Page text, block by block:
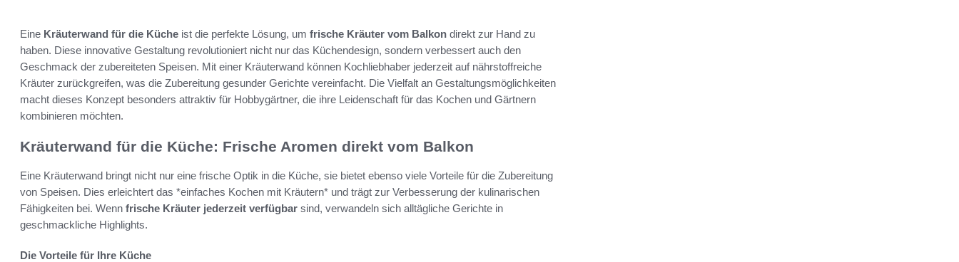
Eine Kräuterwand für die Küche ist die perfekte Lösung, um frische Kräuter vom Balkon direkt zur Hand zu
haben. Diese innovative Gestaltung revolutioniert nicht nur das Küchendesign, sondern verbessert auch den
Geschmack der zubereiteten Speisen. Mit einer Kräuterwand können Kochliebhaber jederzeit auf nährstoffreiche
Kräuter zurückgreifen, was die Zubereitung gesunder Gerichte vereinfacht. Die Vielfalt an Gestaltungsmöglichkeiten
macht dieses Konzept besonders attraktiv für Hobbygärtner, die ihre Leidenschaft für das Kochen und Gärtnern
kombinieren möchten.
Kräuterwand für die Küche: Frische Aromen direkt vom Balkon
Eine Kräuterwand bringt nicht nur eine frische Optik in die Küche, sie bietet ebenso viele Vorteile für die Zubereitung
von Speisen. Dies erleichtert das *einfaches Kochen mit Kräutern* und trägt zur Verbesserung der kulinarischen
Fähigkeiten bei. Wenn frische Kräuter jederzeit verfügbar sind, verwandeln sich alltägliche Gerichte in
geschmackliche Highlights.
Die Vorteile für Ihre Küche